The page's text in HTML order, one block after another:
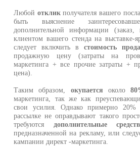
Любой откликполучателя вашего
быть выяснение
дополнительной информации (заказ,
клиентом вашего стенда на выставке-
следует включить встоимость
продажную цену (затраты на
маркетинга + все прочие затраты +
цена).
Таким образом, окупается около
маркетинга, так же как
свои усилия. Однако примерно
рассылке не оправдывают такого
требуются дополнительные
предназначенной на рекламу, или
кампании директ -маркетинга.